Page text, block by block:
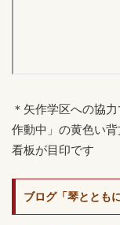
＊矢作学区への協
作動中」の黄色い
看板が目印です
ブログ「琴とともに